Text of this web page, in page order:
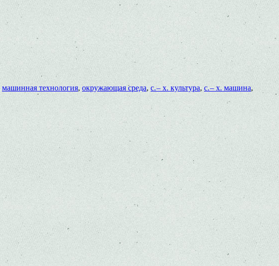
машинная технология, окружающая среда, с. – х. культура,с. – х. машина,